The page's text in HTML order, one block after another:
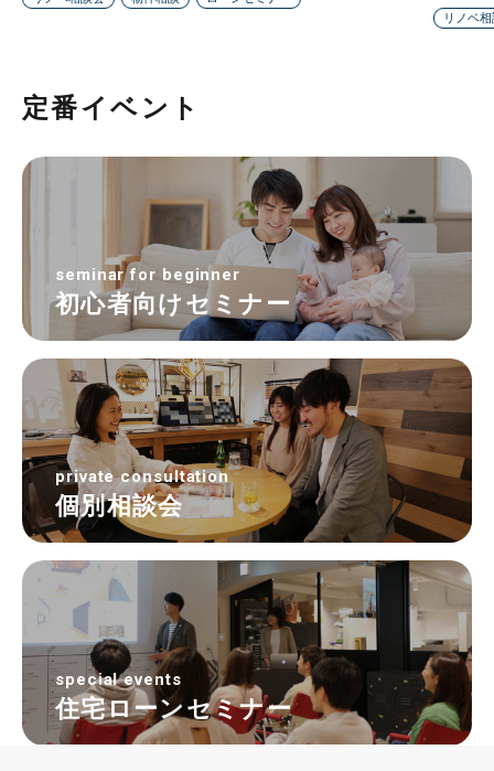
リノベ
定番イベント
seminar for beginner
初心者向けセミナー
private consultation
個別相談会
special events
住宅ローンセミナー